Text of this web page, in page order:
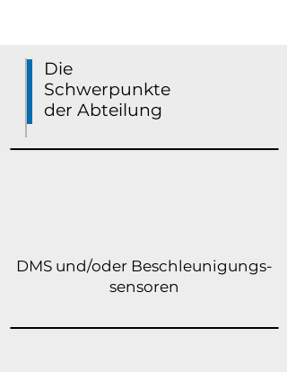
Die
Schwerpunkte
der Abteilung
DMS und/oder Beschleunigungs-
sensoren